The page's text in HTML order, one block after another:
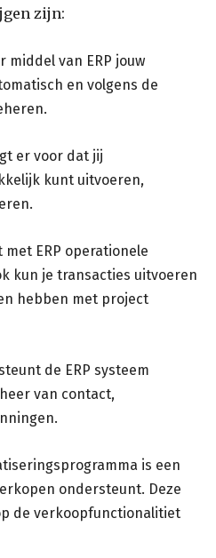
zijn:
middel van ERP jouw
en volgens de
er voor dat jij
kunt uitvoeren,
ERP operationele
kun je transacties uitvoeren
hebben met project
de ERP systeem
van contact,
is een
ondersteunt. Deze
de verkoopfunctionalitiet